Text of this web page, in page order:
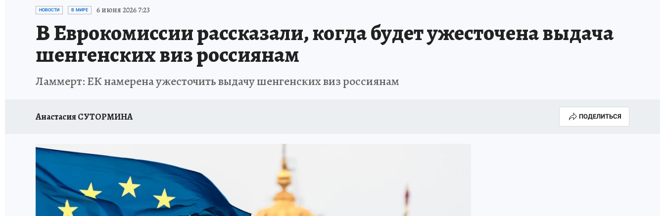
ИСПЫТАНО НА СЕБЕ
НОВОСТИ В МИРЕ 6 июня 2026 7:23
В Еврокомиссии рассказали, когда будет ужесточена выдача
шенгенских виз россиянам
Ламмерт: ЕК намерена ужесточить выдачу шенгенских виз россиянам
Анастасия СУТОРМИНА ПОДЕЛИТЬСЯ